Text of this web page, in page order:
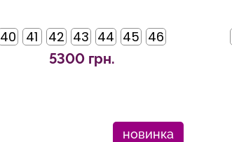
40 41 42 43 44 45 46
5300 грн.
новинка